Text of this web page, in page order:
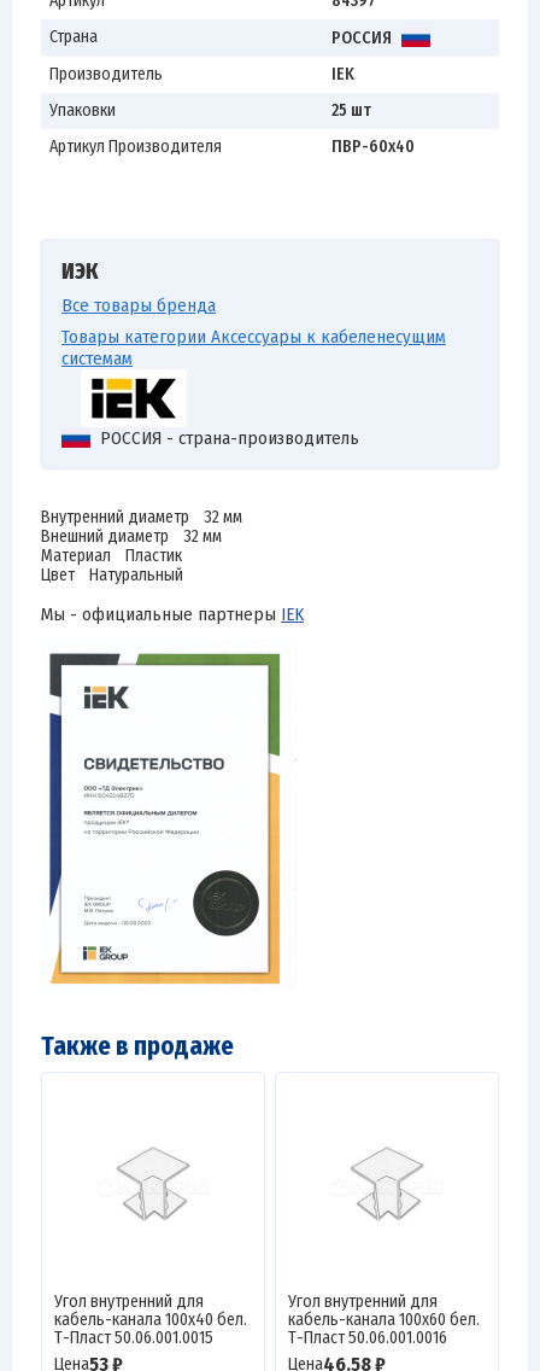
Страна
РОССИЯ
Производитель
IEK
Упаковки
25 шт
Артикул Производителя
ПВР-60х40
ИЭК
Все товары бренда
Товары категории Аксессуары к кабеленесущим
системам
РОССИЯ - страна-производитель
Внутренний диаметр 32 мм
Внешний диаметр 32 мм
Материал Пластик
Цвет Натуральный
Мы - официальные партнеры IEK
Также в продаже
Угол внутренний для
кабель-канала 100х40 бел.
Т-Пласт 50.06.001.0015
Цена53 ₽
Угол внутренний для
кабель-канала 100х60 бел.
Т-Пласт 50.06.001.0016
Цена46.58 ₽